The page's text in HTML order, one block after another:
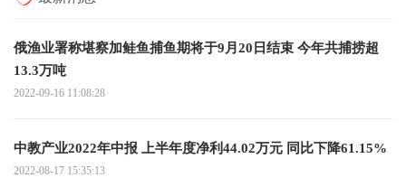
俄渔业署称堪察加鲑鱼捕鱼期将于9月20日结束 今年共捕捞超
13.3万吨
2022-09-16 11:08:28
中教产业2022年中报 上半年度净利44.02万元 同比下降61.15%
2022-08-17 15:35:13